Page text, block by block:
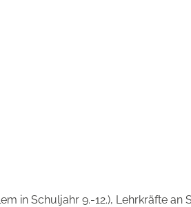
in Schuljahr 9.-12.), Lehrkräfte an